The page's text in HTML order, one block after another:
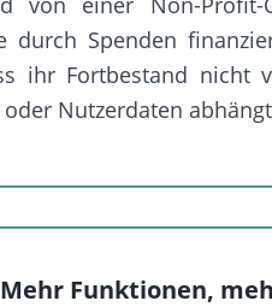
durch Spenden
ihr Fortbestand nicht
Nutzerdaten
Funktionen,